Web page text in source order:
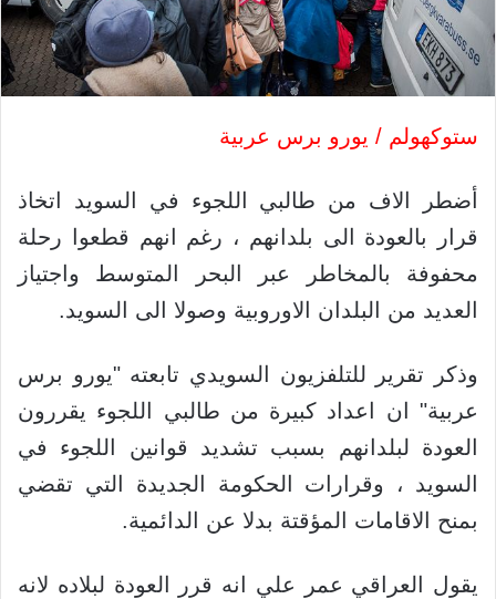
ستوكهولم / يورو برس عربية
أضطر الاف من طالبي اللجوء في السويد اتخاذ
قرار بالعودة الى بلدانهم ، رغم انهم قطعوا رحلة
محفوفة بالمخاطر عبر البحر المتوسط واجتياز
العديد من البلدان الاوروبية وصولا الى السويد.
وذكر تقرير للتلفزيون السويدي تابعته "يورو برس
عربية" ان اعداد كبيرة من طالبي اللجوء يقررون
العودة لبلدانهم بسبب تشديد قوانين اللجوء في
السويد ، وقرارات الحكومة الجديدة التي تقضي
بمنح الاقامات المؤقتة بدلا عن الدائمية.
يقول العراقي عمر علي انه قرر العودة لبلاده لانه